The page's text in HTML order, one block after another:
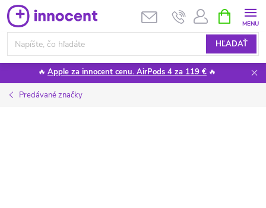
Prejsť
na
obsah
HĽADAŤ
KOŠÍK
🔥 Apple za innocent cenu. AirPods 4 za 119 € 🔥
Predávané značky